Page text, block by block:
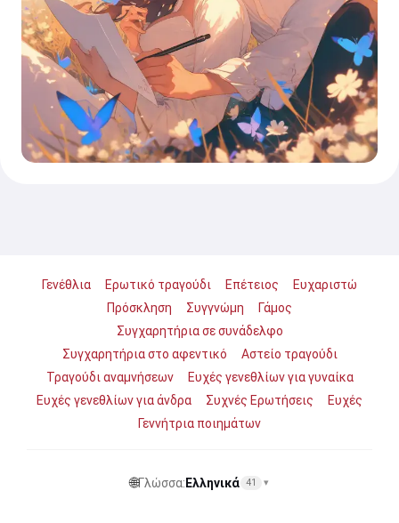
Γενέθλια Ερωτικό τραγούδι Επέτειος
Ευχαριστώ
Πρόσκληση
Συγγνώμη
Γάμος
Συγχαρητήρια σε συνάδελφο
Συγχαρητήρια στο αφεντικό
Αστείο τραγούδι
Τραγούδι αναμνήσεων
Ευχές γενεθλίων για γυναίκα
Ευχές γενεθλίων για άνδρα
Συχνές Ερωτήσεις
Ευχές
Γεννήτρια ποιημάτων
🌐Γλώσσα: Ελληνικά 41 ▾